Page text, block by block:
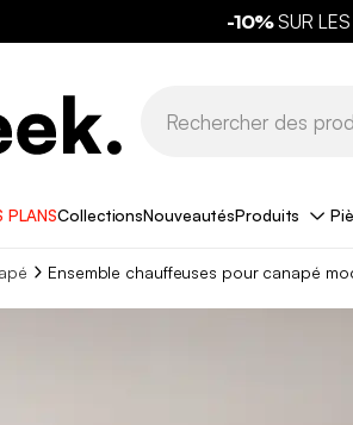
-10%SUR LES
PLANSCollectionsNouveautésProduits
Ensemble chauffeuses pour canapé